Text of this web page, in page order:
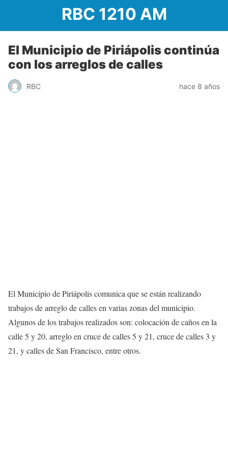
RBC 1210 AM
El Municipio de Piriápolis continúa
con los arreglos de calles
RBC hace 8 años
El Municipio de Piriápolis comunica que se están realizando
trabajos de arreglo de calles en varias zonas del municipio.
Algunos de los trabajos realizados son: colocación de caños en la
calle 5 y 20, arreglo en cruce de calles 5 y 21, cruce de calles 3 y
21, y calles de San Francisco, entre otros.